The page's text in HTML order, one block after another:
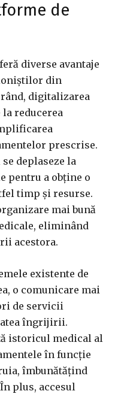
de
diverse avantaje
din
digitalizarea
reducerea
prescrise.
deplaseze la
pentru a obține o
timp și resurse.
mai bună
eliminând
acestora.
existente de
o comunicare mai
de servicii
îngrijirii.
istoricul medical al
în funcție
îmbunătățind
plus, accesul